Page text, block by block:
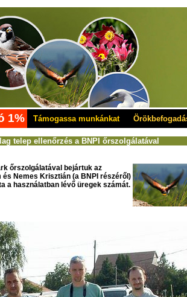
1% Támogassa munkánkat
telep ellenőrzés a BNPI őrszolgálatával
őrszolgálatával bejártuk az
Nemes Krisztián (a BNPI részéről)
a használatban lévő üregek számát.